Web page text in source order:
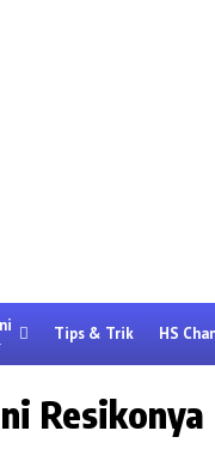
Tips & Trik HS
Resikonya